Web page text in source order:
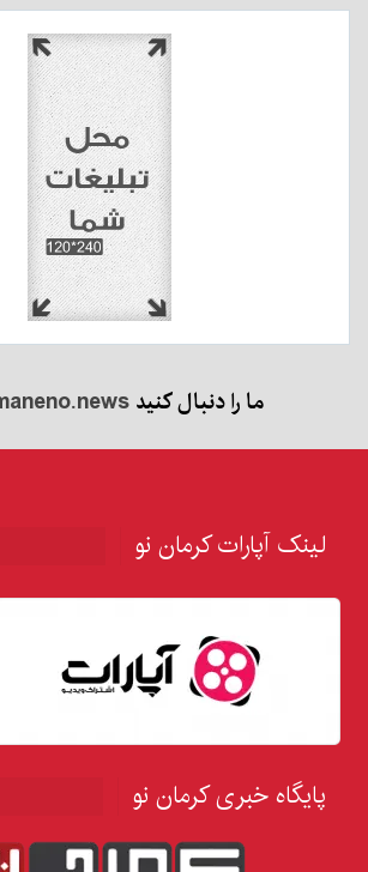
ما را دنبال کنید
لینک آپارات کرمان نو
پایگاه خبری کرمان نو